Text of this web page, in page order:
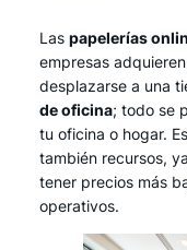
Las papelerías
empresas
desplazarse a una
de oficina; todo se
tu oficina o hogar.
también recursos,
tener precios más
operativos.